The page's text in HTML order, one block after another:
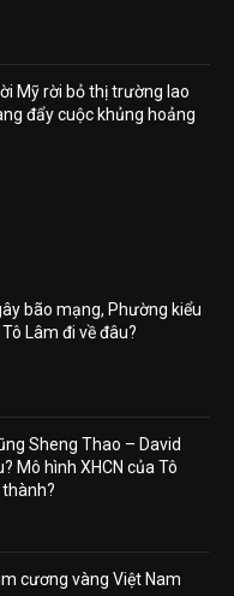
Mỹ rời bỏ thị trường lao
đẩy cuộc khủng hoảng
bão mạng, Phường kiểu
Lâm đi về đâu?
Sheng Thao – David
Mô hình XHCN của Tô
thành?
cương vàng Việt Nam